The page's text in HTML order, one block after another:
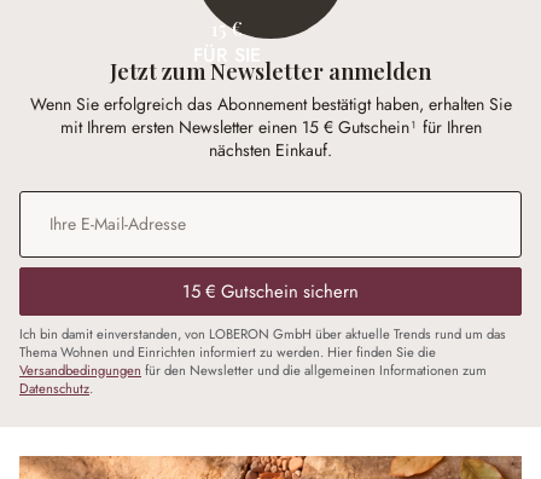
15 €
Jetzt zum Newsletter anmelden
Wenn Sie erfolgreich das Abonnement bestätigt haben, erhalten Sie
mit Ihrem ersten Newsletter einen 15 € Gutschein¹ für Ihren
nächsten Einkauf.
E-Mail-Adresse
15 € Gutschein sichern
Ich bin damit einverstanden, von LOBERON GmbH über aktuelle Trends rund um das
Thema Wohnen und Einrichten informiert zu werden. Hier finden Sie die
Versandbedingungen für den Newsletter und die allgemeinen Informationen zum
Datenschutz.